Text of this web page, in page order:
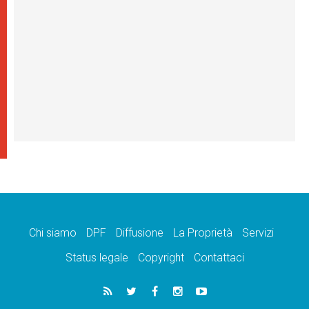
Chi siamo DPF Diffusione La Proprietà
Servizi
Status legale
Copyright Contattaci